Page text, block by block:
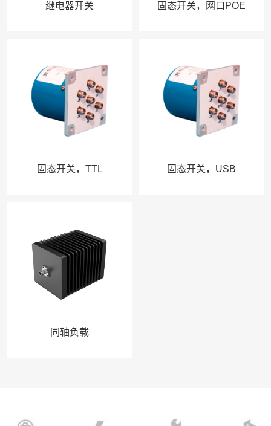
继电器开关 固态开关，网口POE
固态开关，TTL 固态开关，USB
同轴负载